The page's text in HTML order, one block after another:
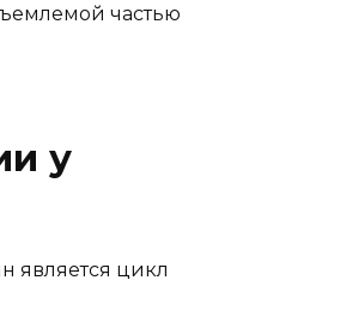
частью
у
является цикл